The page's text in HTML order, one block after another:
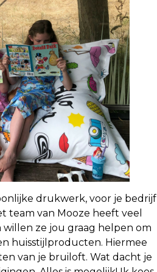
drukwerk, voor je bedrijf
team van Mooze heeft veel
willen ze jou graag helpen om
huisstijlproducten. Hiermee
van je bruiloft. Wat dacht je